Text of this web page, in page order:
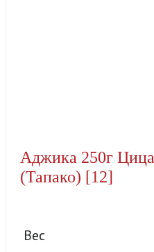
Аджика 250г
(Тапако) [12]
Вес